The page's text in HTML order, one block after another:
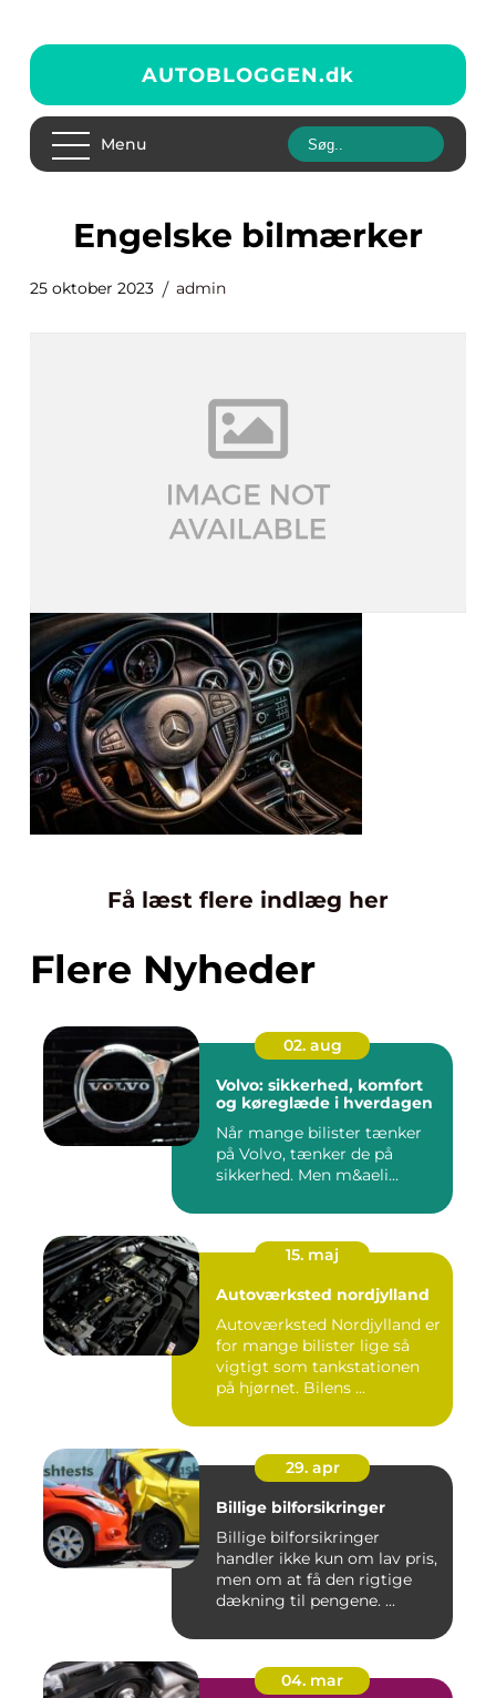
AUTOBLOGGEN.dk
Menu
engelske bilmærker
25 oktober 2023 admin
Få læst flere indlæg her
Flere Nyheder
02. aug
Volvo: sikkerhed, komfort
og køreglæde i hverdagen
Når mange bilister tænker
på Volvo, tænker de på
sikkerhed. Men m&aeli...
15. maj
Autoværksted nordjylland
Autoværksted Nordjylland er
for mange bilister lige så
vigtigt som tankstationen
på hjørnet. Bilens ...
29. apr
Billige bilforsikringer
Billige bilforsikringer
handler ikke kun om lav pris,
men om at få den rigtige
dækning til pengene. ...
04. mar